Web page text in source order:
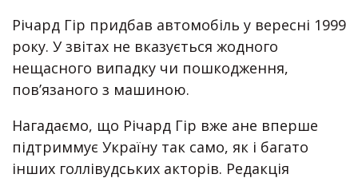
Річард Гір придбав автомобіль у вересні 1999
року. У звітах не вказується жодного
нещасного випадку чи пошкодження,
пов’язаного з машиною.
Нагадаємо, що Річард Гір вже ане вперше
підтриммує Україну так само, як і багато
інших голлівудських акторів. Редакція